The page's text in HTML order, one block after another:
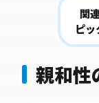
親和性
関
ピッ